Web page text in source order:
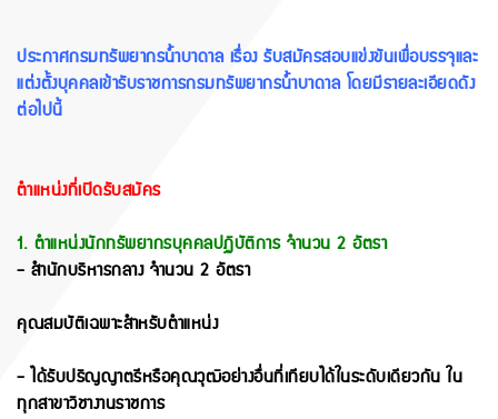
ประกาศกรมทรัพยากรน้ำบาดาล เรื่อง รับสมัครสอบแข่งขันเพื่อบรรจุและ
แต่งตั้งบุคคลเข้ารับราชการกรมทรัพยากรน้ำบาดาล โดยมีรายละเอียดดัง
ต่อไปนี้
ตำแหน่งที่เปิดรับสมัคร
1. ตำแหน่งนักทรัพยากรบุคคลปฏิบัติการ จำนวน 2 อัตรา
- สำนักบริหารกลาง จำนวน 2 อัตรา
คุณสมบัติเฉพาะสำหรับตำแหน่ง
- ได้รับปริญญาตรีหรือคุณวุฒิอย่างอื่นที่เทียบได้ในระดับเดียวกัน ใน
ทุกสาขาวิชางานราชการ